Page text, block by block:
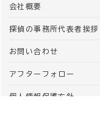
会社概要
探偵の事務所代表者挨拶
お問い合わせ
アフターフォロー
個人情報保護方針